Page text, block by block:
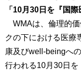
「10月30日を『国
WMAは、倫理的
クの下における医療
康及びwell-beingへ
行われる10月30日を